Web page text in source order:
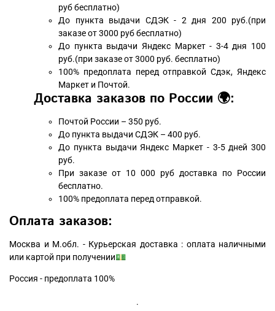
руб бесплатно)
До пункта выдачи СДЭК - 2 дня 200 руб.(при
заказе от 3000 руб бесплатно)
До пункта выдачи Яндекс Маркет - 3-4 дня 100
руб.(при заказе от 3000 руб. бесплатно)
100% предоплата перед отправкой Сдэк, Яндекс
Маркет и Почтой.
Доставка заказов по России 🌍:
Почтой России – 350 руб.
До пункта выдачи СДЭК – 400 руб.
До пункта выдачи Яндекс Маркет - 3-5 дней 300
руб.
При заказе от 10 000 руб доставка по России
бесплатно.
100% предоплата перед отправкой.
Оплата заказов:
Москва и М.обл. - Курьерская доставка : оплата наличными
или картой при получении💵
Россия - предоплата 100%
.